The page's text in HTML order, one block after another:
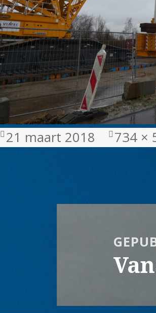
Geplaatst
21 maart 2018 734 ×